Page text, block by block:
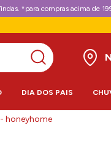
*para compras acima de
DIA DOS PAIS
honeyhome